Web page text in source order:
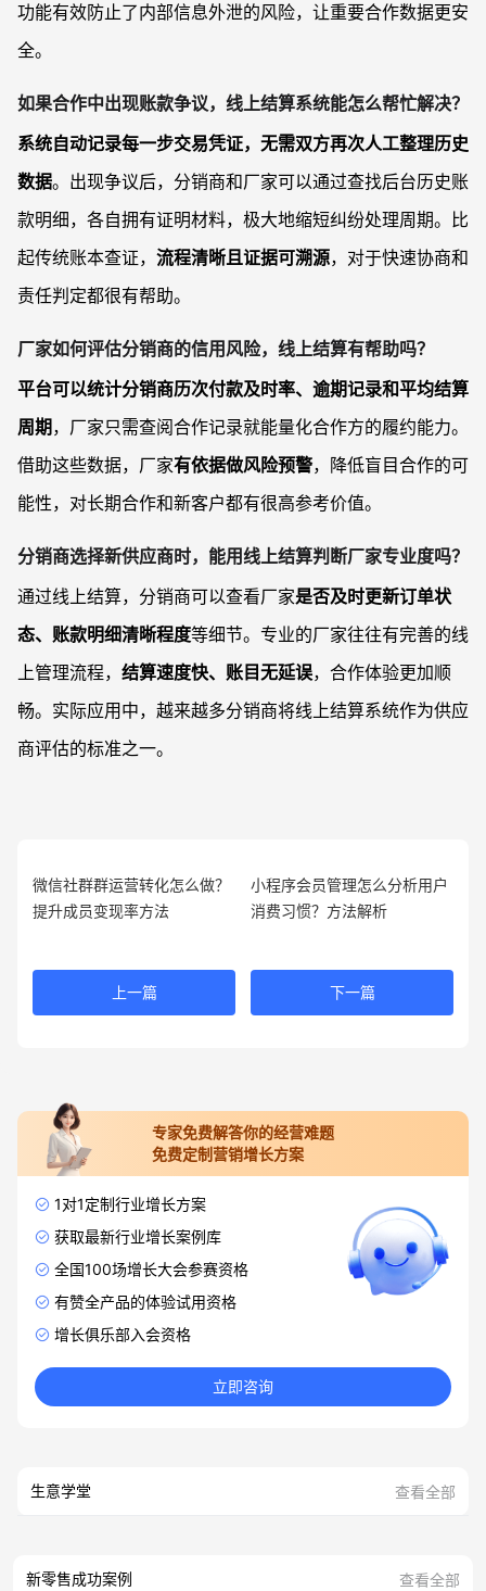
功能有效防止了内部信息外泄的风险，让重要合作数据更安
全。
如果合作中出现账款争议，线上结算系统能怎么帮忙解决？
系统自动记录每一步交易凭证，无需双方再次人工整理历史
数据。出现争议后，分销商和厂家可以通过查找后台历史账
款明细，各自拥有证明材料，极大地缩短纠纷处理周期。比
起传统账本查证， 流程清晰且证据可溯源，对于快速协商和
责任判定都很有帮助。
厂家如何评估分销商的信用风险，线上结算有帮助吗？
平台可以统计分销商历次付款及时率、逾期记录和平均结算
周期，厂家只需查阅合作记录就能量化合作方的履约能力。
借助这些数据，厂家有依据做风险预警，降低盲目合作的可
能性，对长期合作和新客户都有很高参考价值。
分销商选择新供应商时，能用线上结算判断厂家专业度吗？
通过线上结算，分销商可以查看厂家是否及时更新订单状
态、账款明细清晰程度等细节。专业的厂家往往有完善的线
上管理流程， 结算速度快、账目无延误，合作体验更加顺
畅。实际应用中，越来越多分销商将线上结算系统作为供应
商评估的标准之一。
微信社群群运营转化怎么做？
提升成员变现率方法
上一篇
小程序会员管理怎么分析用户
消费习惯？方法解析
下一篇
专家免费解答你的经营难题
免费定制营销增长方案
1对1定制行业增长方案
获取最新行业增长案例库
全国100场增长大会参赛资格
有赞全产品的体验试用资格
增长俱乐部入会资格
立即咨询
生意学堂 查看全部
新零售成功案例 查看全部